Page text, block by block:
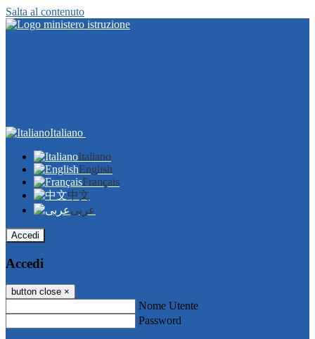
Salta al contenuto
Italiano
Italiano
English
Français
中文
عربى
Accedi
Accedi
button close ×
Nome Utente
Password